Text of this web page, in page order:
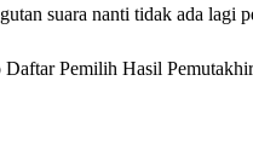
suara nanti tidak ada
Daftar Pemilih Hasil